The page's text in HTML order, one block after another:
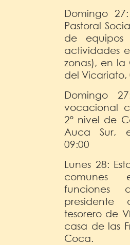
Domingo
Pastoral
de
actividades
zonas), en la
del Vicariato,
Domingo
vocacional
2º nivel de
Auca Sur,
09:00
Lunes 28:
funciones
tesorero de
casa de las
Coca.